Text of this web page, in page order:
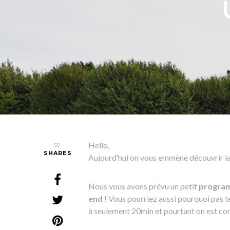
50
SHARES
Hello,
Aujourd’hui on vous emmène découvrir
Nous vous avons prévu un petit
end ! Vous pourriez aussi pourquoi pas
à seulement 20min et pourtant on est